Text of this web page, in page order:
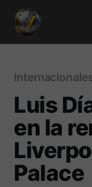
Luis
en la
Palace